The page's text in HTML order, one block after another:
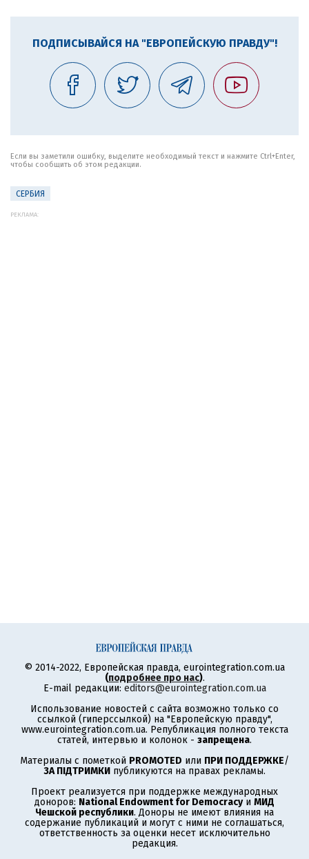
ПОДПИСЫВАЙСЯ НА "ЕВРОПЕЙСКУЮ ПРАВДУ"!
Если вы заметили ошибку, выделите необходимый текст и нажмите Ctrl+Enter,
чтобы сообщить об этом редакции.
СЕРБИЯ
РЕКЛАМА:
© 2014-2022, Европейская правда, eurointegration.com.ua
(подробнее про нас).
E-mail редакции: editors@eurointegration.com.ua
Использование новостей с сайта возможно только со
ссылкой (гиперссылкой) на "Европейскую правду",
www.eurointegration.com.ua. Републикация полного текста
статей, интервью и колонок - запрещена.
Материалы с пометкой PROMOTED или ПРИ ПОДДЕРЖКЕ/
ЗА ПІДТРИМКИ публикуются на правах рекламы.
Проект реализуется при поддержке международных
доноров: National Endowment for Democracyи МИД
Чешской республики. Доноры не имеют влияния на
содержание публикаций и могут с ними не соглашаться,
ответственность за оценки несет исключительно
редакция.